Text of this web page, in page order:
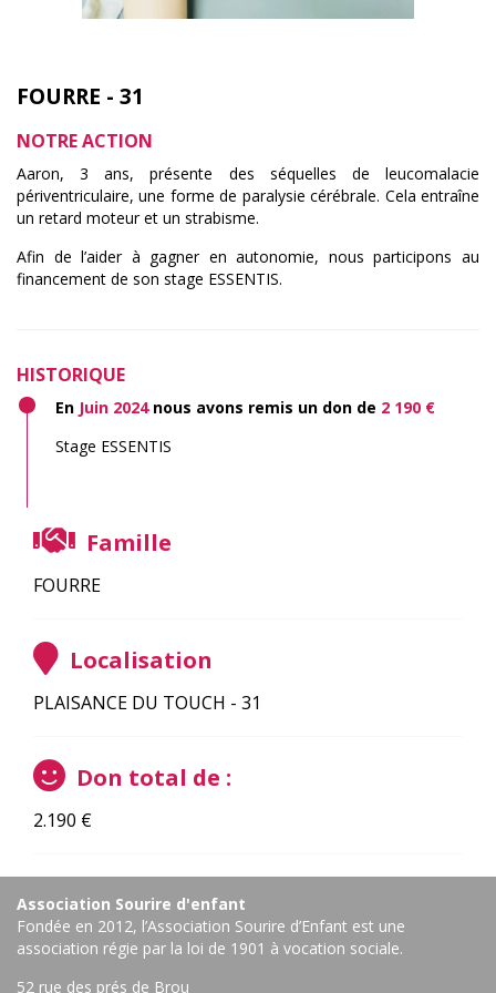
FOURRE - 31
NOTRE ACTION
Aaron, 3 ans, présente des séquelles de leucomalacie
périventriculaire, une forme de paralysie cérébrale. Cela entraîne
un retard moteur et un strabisme.
Afin de l’aider à gagner en autonomie, nous participons au
financement de son stage ESSENTIS.
HISTORIQUE
En Juin 2024nous avons remis un don de 2 190 €
Stage ESSENTIS
Famille
FOURRE
Localisation
PLAISANCE DU TOUCH - 31
Don total de :
2.190 €
Association Sourire d'enfant
Fondée en 2012, l’Association Sourire d’Enfant est une
association régie par la loi de 1901 à vocation sociale.
52 rue des prés de Brou